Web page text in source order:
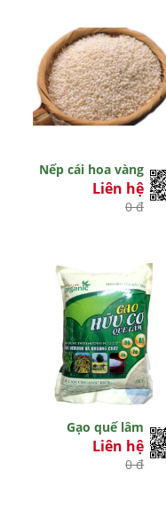
Nếp cái hoa vàng
Liên hệ
0 đ
Gạo quế lâm
Liên hệ
0 đ